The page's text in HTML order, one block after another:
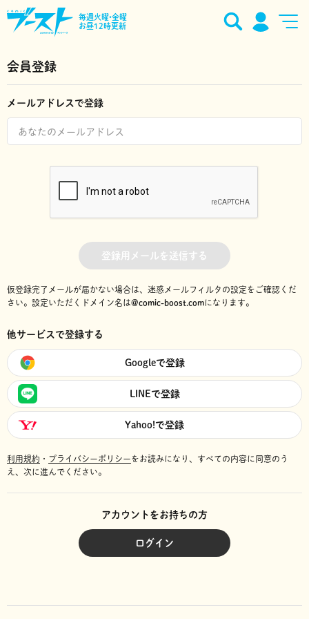
毎週火曜•金曜
お昼12時更新
会員登録
メールアドレスで登録
登録用メールを送信する
仮登録完了メールが届かない場合は、迷惑メールフィルタの設定をご確認くだ
さい。 設定いただくドメイン名は@comic-boost.comになります。
他サービスで登録する
Googleで登録
LINEで登録
Yahoo!で登録
利用規約 ・ プライバシーポリシーをお読みになり、 すべての内容に同意のう
え、次に進んでください。
アカウントをお持ちの方
ログイン